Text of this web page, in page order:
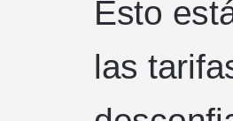
Esto
las